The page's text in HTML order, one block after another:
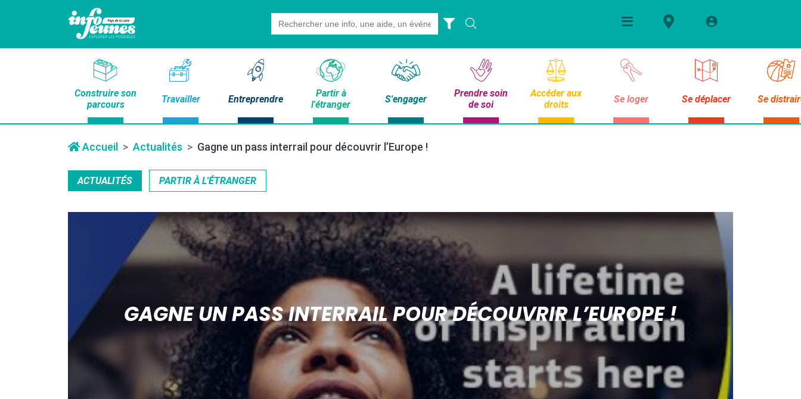
Search
for:
Construire son
parcours
Travailler Entreprendre
Partir à
l'étranger
S'engager
Prendre soin
de soi
Accéder aux
droits
Se loger Se déplacer Se
Accueil Actualités Gagne un pass interrail pour découvrir l’Europe !
ACTUALITÉS PARTIR À L'ÉTRANGER
GAGNE UN PASS INTERRAIL POUR DÉCOUVRIR L’EUROPE !